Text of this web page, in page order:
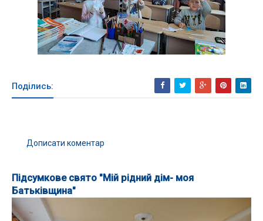
Поділись:
Дописати коментар
Підсумкове свято "Мій рідний дім- моя
Батьківщина"